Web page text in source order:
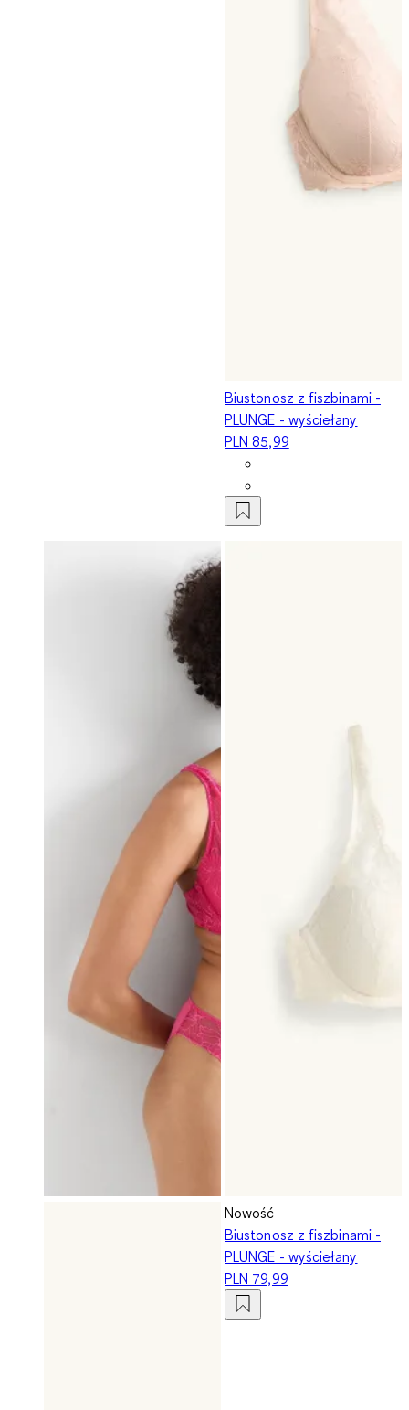
Biustonosz z fiszbinami -
PLUNGE - wyściełany
PLN 85,99
Nowość
Biustonosz z fiszbinami -
PLUNGE - wyściełany
PLN 79,99